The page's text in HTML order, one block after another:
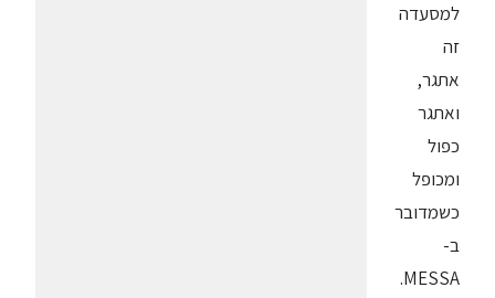
למסעדה
זה
אתגר,
ואתגר
כפול
ומכופל
כשמדובר
ב-
MESSA.